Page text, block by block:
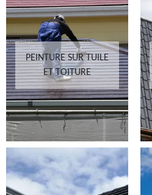
PEINTURE SUR TUILE
ET TOITURE